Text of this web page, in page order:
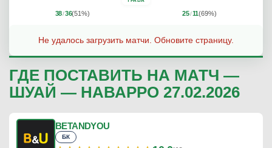
38/36(51%) 25/11(69%)
Не удалось загрузить матчи. Обновите страницу.
ГДЕ ПОСТАВИТЬ НА МАТЧ —
ШУАЙ — НАВАРРО 27.02.2026
BETANDYOU
БК